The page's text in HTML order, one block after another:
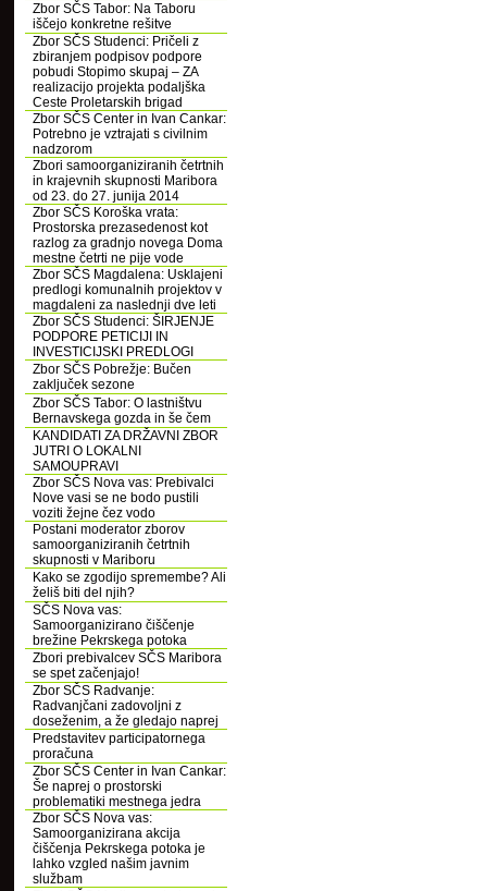
Zbor SČS Tabor: Na Taboru
iščejo konkretne rešitve
Zbor SČS Studenci: Pričeli z
zbiranjem podpisov podpore
pobudi Stopimo skupaj – ZA
realizacijo projekta podaljška
Ceste Proletarskih brigad
Zbor SČS Center in Ivan Cankar:
Potrebno je vztrajati s civilnim
nadzorom
Zbori samoorganiziranih četrtnih
in krajevnih skupnosti Maribora
od 23. do 27. junija 2014
Zbor SČS Koroška vrata:
Prostorska prezasedenost kot
razlog za gradnjo novega Doma
mestne četrti ne pije vode
Zbor SČS Magdalena: Usklajeni
predlogi komunalnih projektov v
magdaleni za naslednji dve leti
Zbor SČS Studenci: ŠIRJENJE
PODPORE PETICIJI IN
INVESTICIJSKI PREDLOGI
Zbor SČS Pobrežje: Bučen
zaključek sezone
Zbor SČS Tabor: O lastništvu
Bernavskega gozda in še čem
KANDIDATI ZA DRŽAVNI ZBOR
JUTRI O LOKALNI
SAMOUPRAVI
Zbor SČS Nova vas: Prebivalci
Nove vasi se ne bodo pustili
voziti žejne čez vodo
Postani moderator zborov
samoorganiziranih četrtnih
skupnosti v Mariboru
Kako se zgodijo spremembe? Ali
želiš biti del njih?
SČS Nova vas:
Samoorganizirano čiščenje
brežine Pekrskega potoka
Zbori prebivalcev SČS Maribora
se spet začenjajo!
Zbor SČS Radvanje:
Radvanjčani zadovoljni z
doseženim, a že gledajo naprej
Predstavitev participatornega
proračuna
Zbor SČS Center in Ivan Cankar:
Še naprej o prostorski
problematiki mestnega jedra
Zbor SČS Nova vas:
Samoorganizirana akcija
čiščenja Pekrskega potoka je
lahko vzgled našim javnim
službam